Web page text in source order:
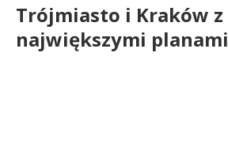
Trójmiasto i Kraków z
największymi planami